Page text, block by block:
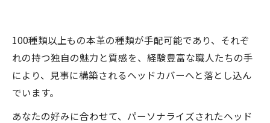
100種類以上もの本革の種類が手配可能であり、それぞ
れの持つ独自の魅力と質感を、経験豊富な職人たちの手
により、見事に構築されるヘッドカバーへと落とし込ん
でいます。
あなたの好みに合わせて、パーソナライズされたヘッド